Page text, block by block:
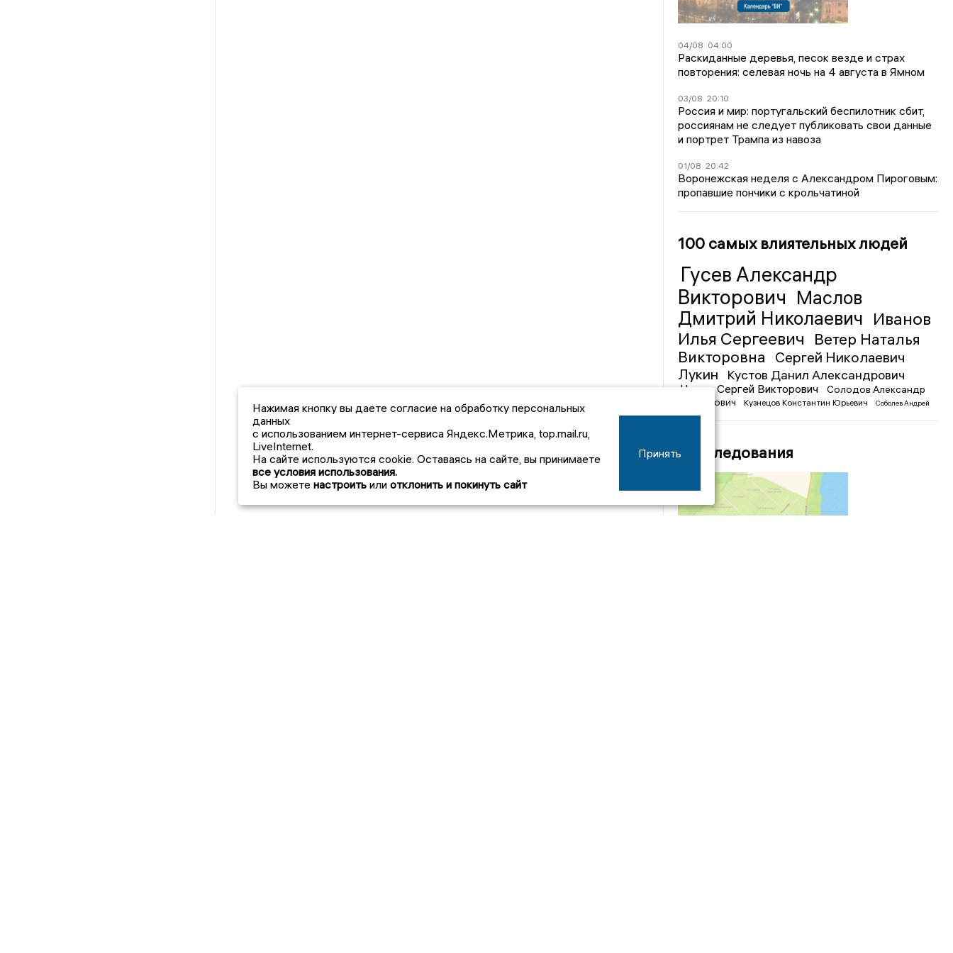
04/08 04:00
Раскиданные деревья, песок везде и страх
повторения: селевая ночь на 4 августа в Ямном
03/08 20:10
Россия и мир: португальский беспилотник сбит,
россиянам не следует публиковать свои данные
и портрет Трампа из навоза
01/08 20:42
Воронежская неделя с Александром Пироговым:
пропавшие пончики с крольчатиной
100 самых влиятельных людей
Гусев Александр
Викторович Маслов
Дмитрий Николаевич Иванов
Илья Сергеевич
Ветер Наталья
Викторовна
Сергей Николаевич
Лукин
Кустов Данил Александрович
Чижов Сергей Викторович
Солодов Александр
Михайлович
Кузнецов Константин Юрьевич
Соболев Андрей
Иванович
Расследования
Нажимая кнопку вы даете согласие на обработку персональных
данных
с использованием интернет-сервиса Яндекс.Метрика, top.mail.ru,
LiveInternet.
На сайте используются cookie. Оставаясь на сайте, вы принимаете
все условия использования.
Вы можете настроить или отклонить и покинуть сайт
Принять